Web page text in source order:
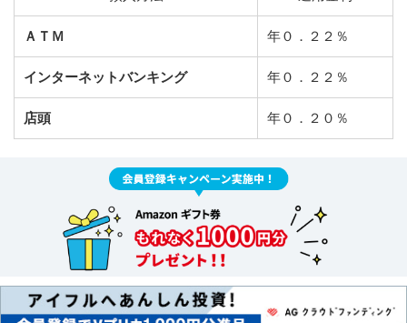
ＡＴＭ 年０．２２％
インターネットバンキング 年０．２２％
店頭 年０．２０％